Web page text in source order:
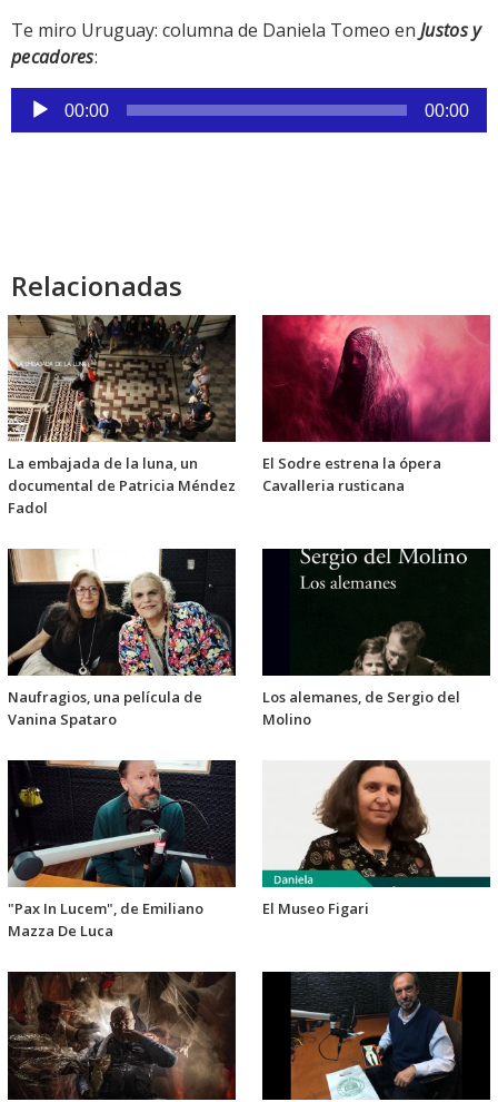
Te miro Uruguay: columna de Daniela Tomeo en Justos y
pecadores:
Reproductor
de
00:00 00:00
Relacionadas
La embajada de la luna, un
documental de Patricia Méndez
Fadol
El Sodre estrena la ópera
Cavalleria rusticana
Naufragios, una película de
Vanina Spataro
Los alemanes, de Sergio del
Molino
"Pax In Lucem", de Emiliano
Mazza De Luca
El Museo Figari